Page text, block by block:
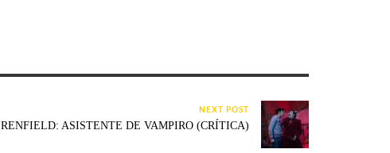
NEXT POST
RENFIELD: ASISTENTE DE VAMPIRO (CRÍTICA)